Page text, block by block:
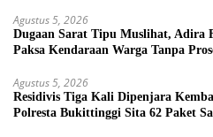
Agustus 5, 2026
Dugaan Sarat Tipu Muslihat, Adira
Paksa Kendaraan Warga Tanpa
Agustus 5, 2026
Residivis Tiga Kali Dipenjara
Polresta Bukittinggi Sita 62 Paket